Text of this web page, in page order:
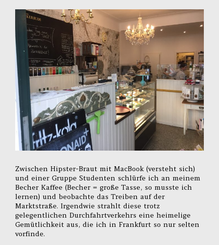
Zwischen Hipster-Braut mit MacBook (versteht sich)
und einer Gruppe Studenten schlürfe ich an meinem
Becher Kaffee (Becher = große Tasse, so musste ich
lernen) und beobachte das Treiben auf der
Marktstraße. Irgendwie strahlt diese trotz
gelegentlichen Durchfahrtverkehrs eine heimelige
Gemütlichkeit aus, die ich in Frankfurt so nur selten
vorfinde.